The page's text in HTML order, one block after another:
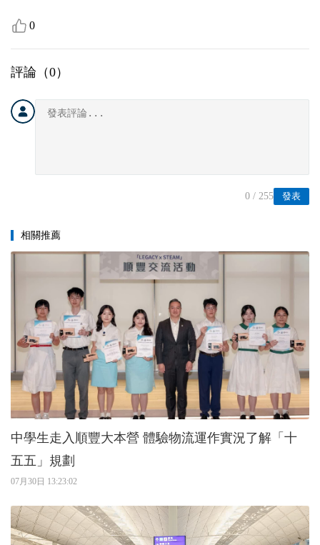
0
評論（0）
發表
0 / 255
相關推薦
中學生走入順豐大本營 體驗物流運作實況了解「十
五五」規劃
07月30日 13:23:02